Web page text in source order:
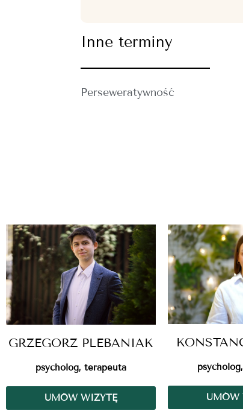
Inne terminy
Perseweratywność
GRZEGORZ PLEBANIAK
psycholog, terapeuta
UMÓW WIZYTĘ UMÓW